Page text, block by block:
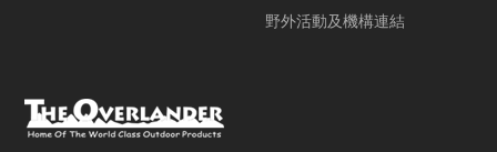
野外活動及機構連結